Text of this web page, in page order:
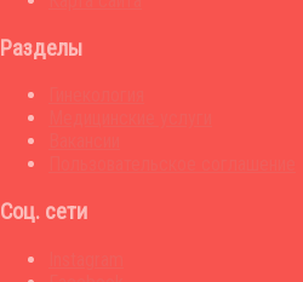
Разделы
Соц. сети